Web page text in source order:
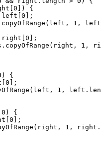
{
1,
1,
{
1,
{
1,